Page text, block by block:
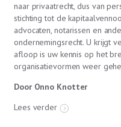
naar privaatrecht, dus van
stichting tot de
advocaten, notarissen en
ondernemingsrecht. U krijgt
afloop is uw kennis op het
organisatievormen weer
Door Onno Knotter
Lees verder